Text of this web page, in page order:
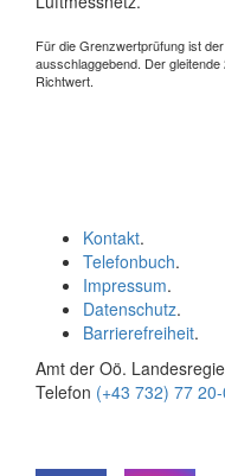
Für die Grenzwertprüfung ist
ausschlaggebend. Der
Richtwert.
Kontakt.
Telefonbuch.
Impressum.
Datenschutz.
Barrierefreiheit.
Amt der Oö.
Telefon (+43 732) 77